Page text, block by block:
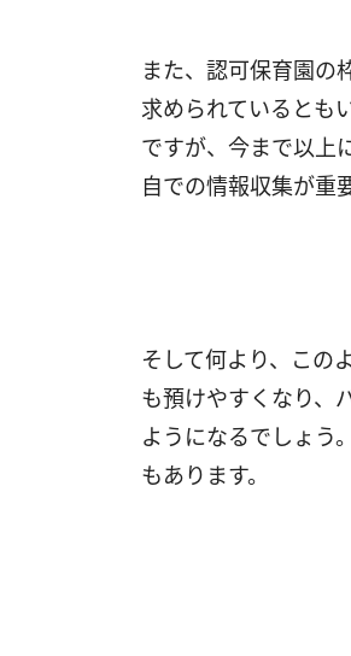
また、認可保育園の
求められているとも
ですが、今まで以上
自での情報収集が重
そして何より、この
も預けやすくなり、
ようになるでしょう
もあります。